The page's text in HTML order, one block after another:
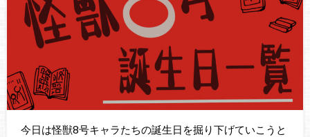
今日は怪獣8号キャラたちの誕生日を掘り下げていこうと